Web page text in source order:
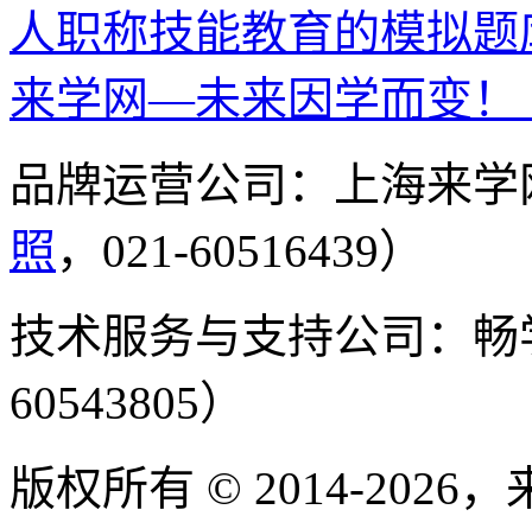
人职称技能教育的模拟
来学网—未来因学而变！
品牌运营公司：上海来
照 ，021-60516439）
技术服务与支持公司：
60543805）
版权所有 © 2014-2026，